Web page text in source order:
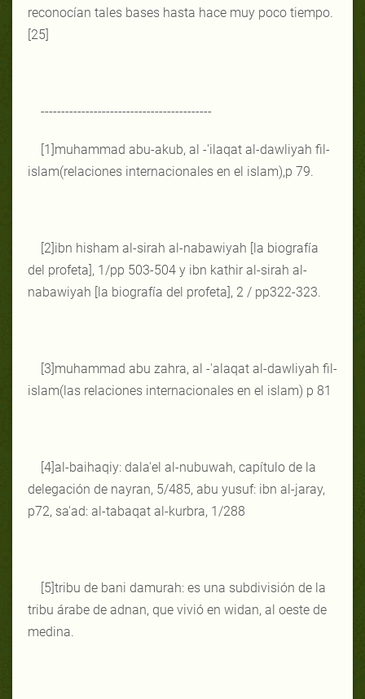
reconocían tales bases hasta hace muy poco tiempo.
[25]
------------------------------------------
[1]muhammad abu-akub, al -'ilaqat al-dawliyah fil-
islam(relaciones internacionales en el islam),p 79.
[2]ibn hisham al-sirah al-nabawiyah [la biografía
del profeta], 1/pp 503-504 y ibn kathir al-sirah al-
nabawiyah [la biografía del profeta], 2 / pp322-323.
[3]muhammad abu zahra, al -'alaqat al-dawliyah fil-
islam(las relaciones internacionales en el islam) p 81
[4]al-baihaqiy: dala'el al-nubuwah, capítulo de la
delegación de nayran, 5/485, abu yusuf: ibn al-jaray,
p72, sa'ad: al-tabaqat al-kurbra, 1/288
[5]tribu de bani damurah: es una subdivisión de la
tribu árabe de adnan, que vivió en widan, al oeste de
medina.